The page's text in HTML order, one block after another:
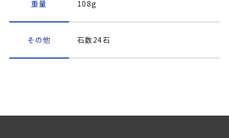
重量 108g
その他 石数24石